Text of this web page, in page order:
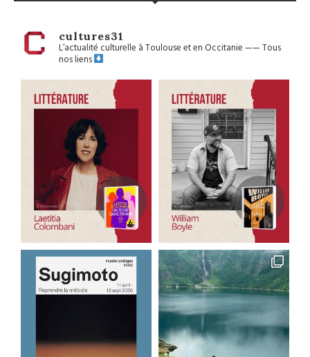
cultures31
L’actualité culturelle à Toulouse et en Occitanie——Tous
nos liens